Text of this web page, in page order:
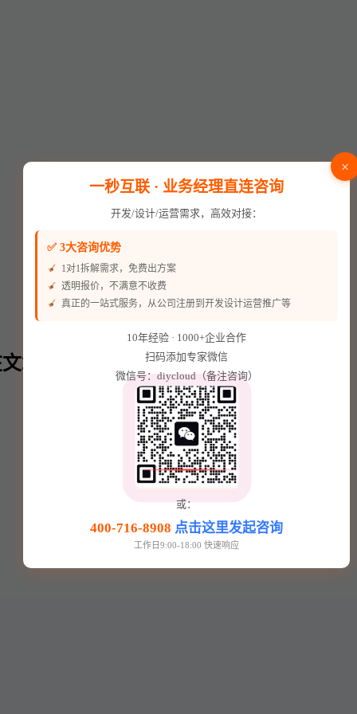
章内⬇️
×
一秒互联 · 业务经理直连咨询
开发/设计/运营需求，高效对接：
✅ 3大咨询优势
1对1拆解需求，免费出方案
透明报价，不满意不收费
真正的一站式服务，从公司注册到开发设计运营推广等
10年经验 · 1000+企业合作
扫码添加专家微信
微信号：diycloud（备注咨询）
或：
400-716-8908 点击这里发起咨询
工作日9:00-18:00 快速响应